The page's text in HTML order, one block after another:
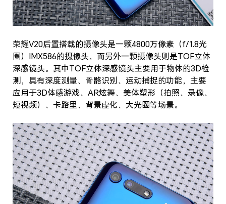
荣耀V20后置搭载的摄像头是一颗4800万像素（f/1.8光
圈）IMX586的摄像头，而另外一颗摄像头则是TOF立体
深感镜头。其中TOF立体深感镜头主要用于物体的3D检
测，具有深度测量、骨骼识别、运动捕捉的功能，主要
应用于3D体感游戏、AR炫舞、美体塑形（拍照、录像、
短视频）、卡路里、背景虚化、大光圈等场景。